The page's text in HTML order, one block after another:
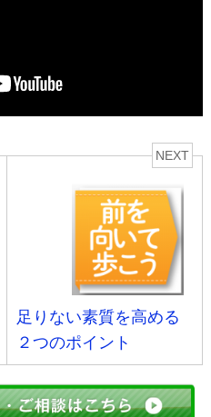
NEXT
足りない素質を高める
２つのポイント